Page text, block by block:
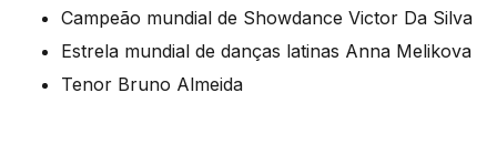
Campeão mundial de Showdance Victor Da Silva
Estrela mundial de danças latinas Anna Melikova
Tenor Bruno Almeida